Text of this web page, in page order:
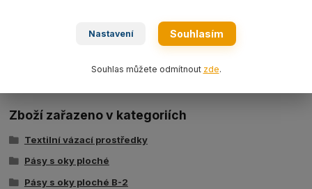
Tabulka nosností - zvedací pásy typ BSB
Zboží zařazeno v kategoriích
Textilní vázací prostředky
Pásy s oky ploché
Pásy s oky ploché B-2
Nastavení Souhlasím
Souhlas můžete odmítnout zde.